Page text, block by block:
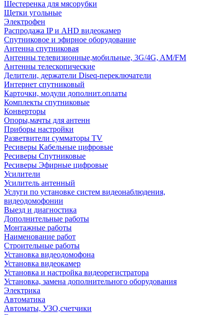
Шестеренка для мясорубки
Щетки угольные
Электрофен
Распродажа IP и AHD видеокамер
Спутниковое и эфирное оборудование
Антенна спутниковая
Антенны телевизионные,мобильные, 3G/4G, AM/FM
Антенны телескопические
Делители, держатели Diseq-переключатели
Интернет спутниковый
Карточки, модули дополнит.оплаты
Комплекты спутниковые
Конверторы
Опоры,мачты для антенн
Приборы настройки
Разветвители сумматоры TV
Ресиверы Кабельные цифровые
Ресиверы Спутниковые
Ресиверы Эфирные цифровые
Усилители
Усилитель антенный
Услуги по установке систем видеонаблюдения,
видеодомофонии
Выезд и диагностика
Дополнительные работы
Монтажные работы
Наименование работ
Строительные работы
Установка видеодомофона
Установка видеокамер
Установка и настройка видеорегистратора
Установка, замена дополнительного оборудования
Электрика
Автоматика
Автоматы, УЗО,счетчики